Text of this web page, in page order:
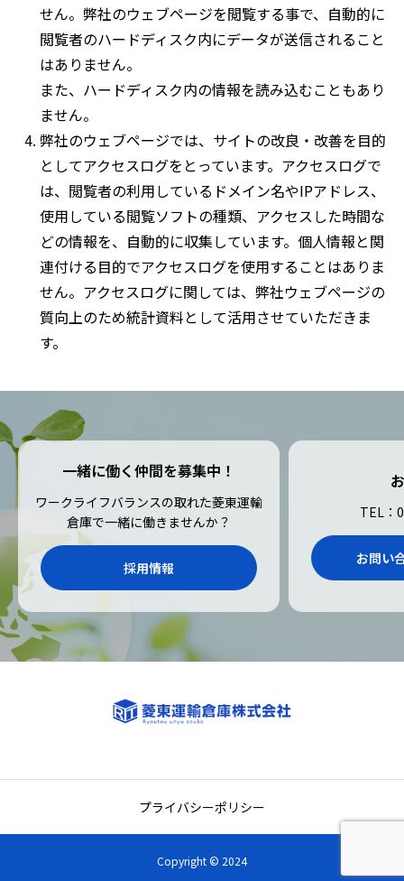
せん。弊社のウェブページを閲覧する事で、自動的に
閲覧者のハードディスク内にデータが送信されること
はありません。
また、ハードディスク内の情報を読み込むこともあり
ません。
弊社のウェブページでは、サイトの改良・改善を目的
としてアクセスログをとっています。アクセスログで
は、閲覧者の利用しているドメイン名やIPアドレス、
使用している閲覧ソフトの種類、アクセスした時間な
どの情報を、自動的に収集しています。個人情報と関
連付ける目的でアクセスログを使用することはありま
せん。アクセスログに関しては、弊社ウェブページの
質向上のため統計資料として活用させていただきま
す。
一緒に働く仲間を募集中！
ワークライフバランスの取れた菱東運輸
倉庫で一緒に働きませんか？
採用情報
TEL：
お問い
プライバシーポリシー
Copyright © 2024